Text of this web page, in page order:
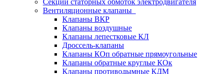
Секции статорных обмоток электродвигателя
Вентиляционные клапаны
Клапаны ВКР
Клапаны воздушные
Клапаны лепестковые КЛ
Дроссель-клапаны
Клапаны КОп обратные прямоугольные
Клапаны обратные круглые КОк
Клапаны противодымные КДМ